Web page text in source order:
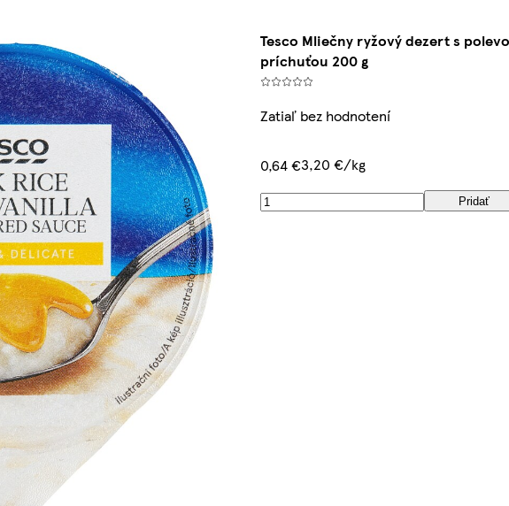
Tesco Mliečny ryžový dezert s
príchuťou 200 g
Zatiaľ bez hodnotení
0,64 €3,20 €/kg
Pridať